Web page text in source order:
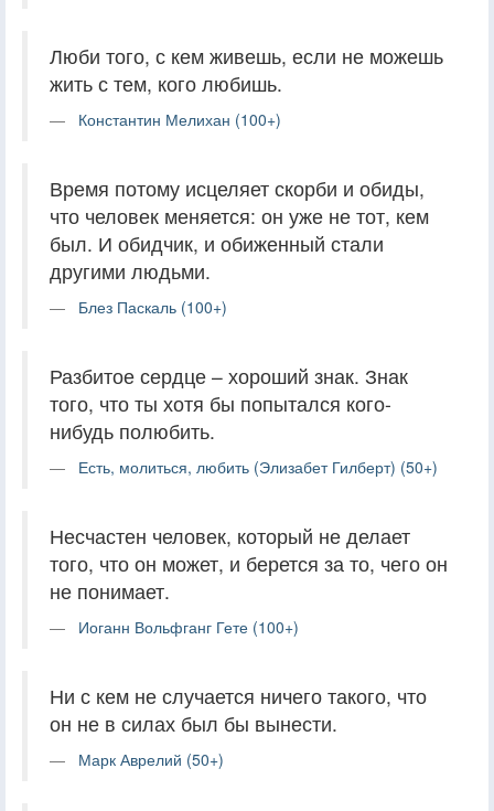
Люби того, с кем живешь, если не можешь
жить с тем, кого любишь.
Константин Мелихан (100+)
Время потому исцеляет скорби и обиды,
что человек меняется: он уже не тот, кем
был. И обидчик, и обиженный стали
другими людьми.
Блез Паскаль (100+)
Разбитое сердце – хороший знак. Знак
того, что ты хотя бы попытался кого-
нибудь полюбить.
Есть, молиться, любить (Элизабет Гилберт) (50+)
Несчастен человек, который не делает
того, что он может, и берется за то, чего он
не понимает.
Иоганн Вольфганг Гете (100+)
Ни с кем не случается ничего такого, что
он не в силах был бы вынести.
Марк Аврелий (50+)